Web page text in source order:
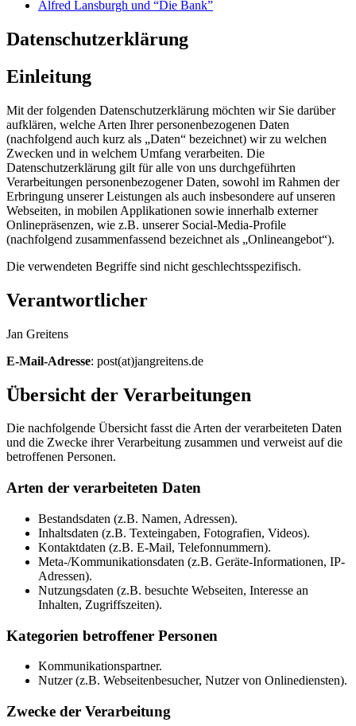
Alfred Lansburgh und “Die Bank”
Datenschutzerklärung
Einleitung
Mit der folgenden Datenschutzerklärung möchten wir Sie darüber
aufklären, welche Arten Ihrer personenbezogenen Daten
(nachfolgend auch kurz als „Daten“ bezeichnet) wir zu welchen
Zwecken und in welchem Umfang verarbeiten. Die
Datenschutzerklärung gilt für alle von uns durchgeführten
Verarbeitungen personenbezogener Daten, sowohl im Rahmen der
Erbringung unserer Leistungen als auch insbesondere auf unseren
Webseiten, in mobilen Applikationen sowie innerhalb externer
Onlinepräsenzen, wie z.B. unserer Social-Media-Profile
(nachfolgend zusammenfassend bezeichnet als „Onlineangebot“).
Die verwendeten Begriffe sind nicht geschlechtsspezifisch.
Verantwortlicher
Jan Greitens
E-Mail-Adresse: post(at)jangreitens.de
Übersicht der Verarbeitungen
Die nachfolgende Übersicht fasst die Arten der verarbeiteten Daten
und die Zwecke ihrer Verarbeitung zusammen und verweist auf die
betroffenen Personen.
Arten der verarbeiteten Daten
Bestandsdaten (z.B. Namen, Adressen).
Inhaltsdaten (z.B. Texteingaben, Fotografien, Videos).
Kontaktdaten (z.B. E-Mail, Telefonnummern).
Meta-/Kommunikationsdaten (z.B. Geräte-Informationen, IP-
Adressen).
Nutzungsdaten (z.B. besuchte Webseiten, Interesse an
Inhalten, Zugriffszeiten).
Kategorien betroffener Personen
Kommunikationspartner.
Nutzer (z.B. Webseitenbesucher, Nutzer von Onlinediensten).
Zwecke der Verarbeitung